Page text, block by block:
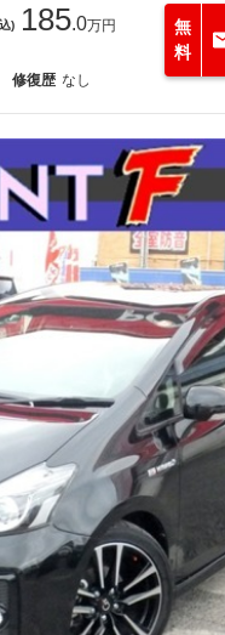
) 185.0万円
修復歴 なし
無
料